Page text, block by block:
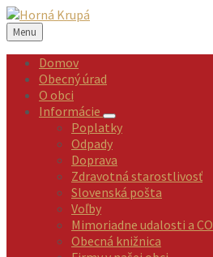
Preskočiť
na
obsah
Preskočiť
na
ľavý
panel
Preskočiť
na
pravý
panel
Preskočiť
na
pätičku
Menu
Domov
Obecný úrad
O obci
Informácie
Poplatky
Odpady
Doprava
Zdravotná starostlivosť
Slovenská pošta
Voľby
Mimoriadne udalosti a CO
Obecná knižnica